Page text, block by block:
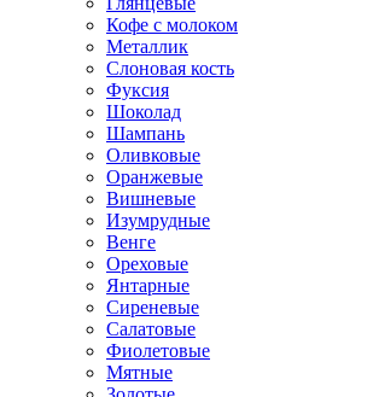
Кофе с молоком
Металлик
Слоновая кость
Фуксия
Шоколад
Шампань
Оливковые
Оранжевые
Вишневые
Изумрудные
Венге
Ореховые
Янтарные
Сиреневые
Салатовые
Фиолетовые
Мятные